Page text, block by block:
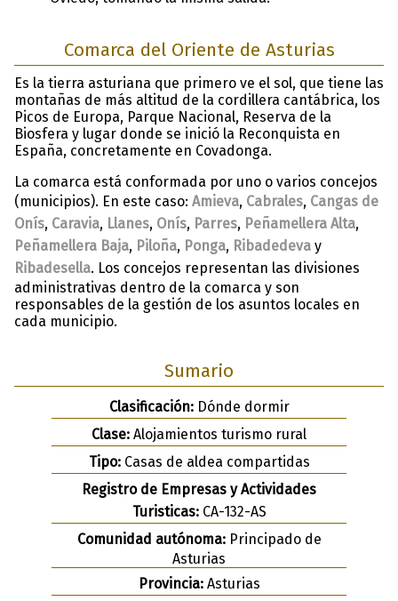
Comarca del Oriente de Asturias
Es la tierra asturiana que primero ve el sol, que tiene las
montañas de más altitud de la cordillera cantábrica, los
Picos de Europa, Parque Nacional, Reserva de la
Biosfera y lugar donde se inició la Reconquista en
España, concretamente en Covadonga.
La comarca está conformada por uno o varios concejos
(municipios). En este caso: Amieva, Cabrales, Cangas de
Onís, Caravia, Llanes, Onís, Parres, Peñamellera Alta,
Peñamellera Baja, Piloña, Ponga, Ribadedeva y
Ribadesella. Los concejos representan las divisiones
administrativas dentro de la comarca y son
responsables de la gestión de los asuntos locales en
cada municipio.
Sumario
Clasificación:Dónde dormir
Clase: Alojamientos turismo rural
Tipo:Casas de aldea compartidas
Registro de Empresas y Actividades
Turisticas:CA-132-AS
Comunidad autónoma:Principado de
Asturias
Provincia:Asturias